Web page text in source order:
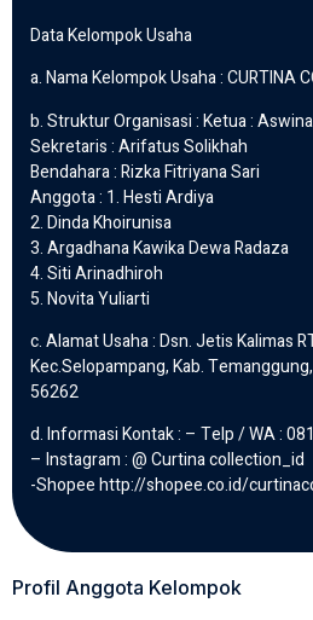
Data Kelompok Usaha
a. Nama Kelompok Usaha : CURTINA
b. Struktur Organisasi : Ketua :
Sekretaris : Arifatus Solikhah
Bendahara : Rizka Fitriyana Sari
Anggota : 1. Hesti Ardiya
2. Dinda Khoirunisa
3. Argadhana Kawika Dewa Radaza
4. Siti Arinadhiroh
5. Novita Yuliarti
c. Alamat Usaha : Dsn. Jetis Kalimas
Kec.Selopampang, Kab.
56262
d. Informasi Kontak : – Telp / WA :
– Instagram : @ Curtina collection_id
-Shopee http://shopee.co.id/
Profil Anggota Kelompok